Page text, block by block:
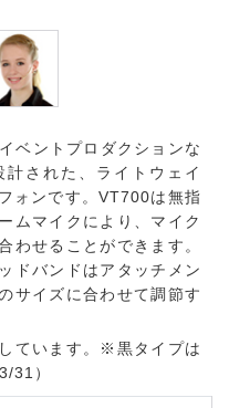
ベントプロダクションな
された、ライトウェイ
ォンです。VT700は無指
ムマイクにより、マイク
わせることができます。
ドバンドはアタッチメン
サイズに合わせて調節す
ています。※黒タイプは
31）